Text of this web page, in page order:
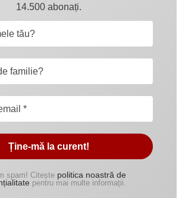
14.500 abonați.
spam! Citește politica noastră de
pentru mai multe informații.